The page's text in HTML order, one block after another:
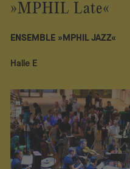
»MPHIL Late«
ENSEMBLE »MPHIL JAZZ«
Halle E